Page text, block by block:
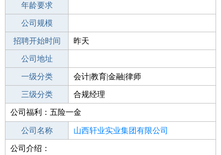
工作经验
年龄要求
工作地点
公司规模
公司电话
招聘开始时间 昨天
招聘结束时间
公司地址
一级分类 会计|教育|金融|律师
二级分类 律师/法务
三级分类 合规经理
其他行业
公司福利：五险一金
公司名称 山西轩业实业集团有限公司
公司类型
公司介绍：